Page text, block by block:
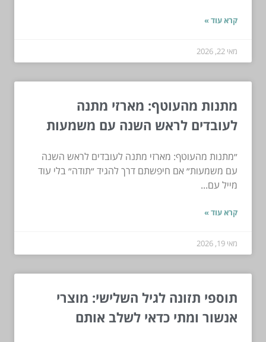
קרא עוד »
מאי 22, 2026
מתנות מהעוטף: מארזי מתנה
לעובדים לראש השנה עם משמעות
״מתנות מהעוטף: מארזי מתנה לעובדים לראש השנה
עם משמעות״ אם חיפשתם דרך להגיד ״תודה״ בלי עוד
מייל עם...
קרא עוד »
מאי 19, 2026
תוספי תזונה לגיל השלישי: מוצרי
אנשור ומתי כדאי לשלב אותם